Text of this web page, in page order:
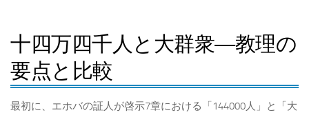
十四万四千人と大群衆―教理の
要点と比較
最初に、エホバの証人が啓示7章における「144000人」と「大